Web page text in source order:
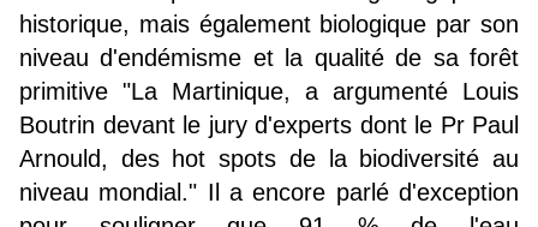
historique, mais également biologique par son
niveau d'endémisme et la qualité de sa forêt
primitive "La Martinique, a argumenté Louis
Boutrin devant le jury d'experts dont le Pr Paul
Arnould, des hot spots de la biodiversité au
niveau mondial." Il a encore parlé d'exception